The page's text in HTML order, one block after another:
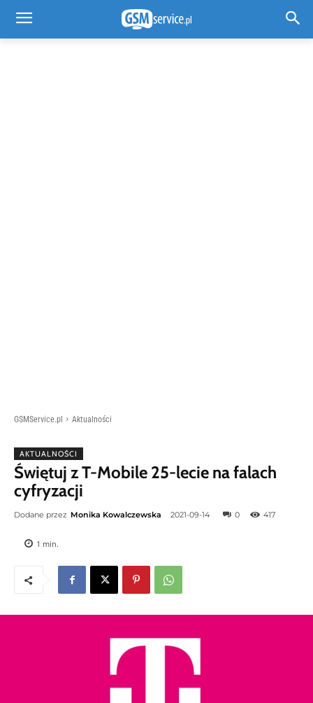
GSMService.pl Aktualności
AKTUALNOŚCI
Świętuj z T-Mobile 25-lecie na falach
cyfryzacji
Dodane przez Monika Kowalczewska 2021-09-14 0 417
1 min.